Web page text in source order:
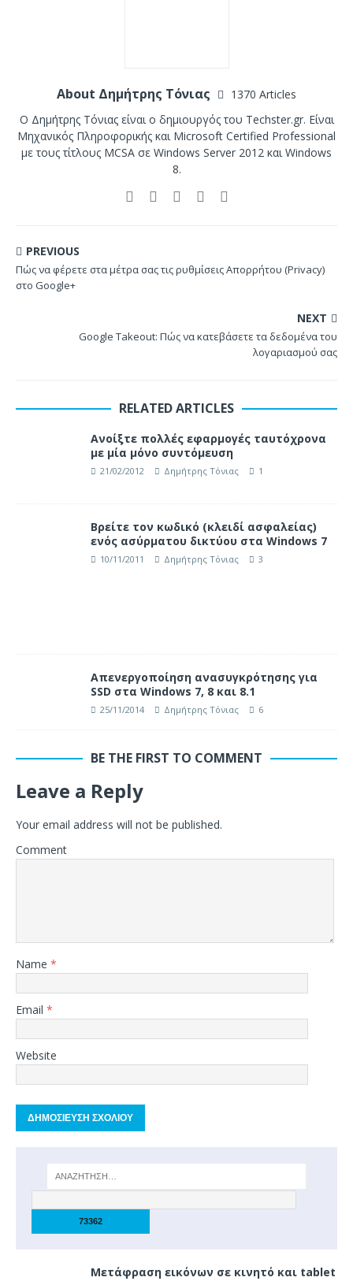
About Δημήτρης Τόνιας
1370 Articles
Ο Δημήτρης Τόνιας είναι ο δημιουργός του Techster.gr. Είναι
Μηχανικός Πληροφορικής και Microsoft Certified Professional
με τους τίτλους MCSA σε Windows Server 2012 και Windows
8.
PREVIOUS
Πώς να φέρετε στα μέτρα σας τις ρυθμίσεις Απορρήτου (Privacy)
στο Google+
NEXT
Google Takeout: Πώς να κατεβάσετε τα δεδομένα του
λογαριασμού σας
RELATED ARTICLES
Ανοίξτε πολλές εφαρμογές ταυτόχρονα
με μία μόνο συντόμευση
21/02/2012 Δημήτρης Τόνιας 1
Βρείτε τον κωδικό (κλειδί ασφαλείας)
ενός ασύρματου δικτύου στα Windows 7
10/11/2011 Δημήτρης Τόνιας 3
Απενεργοποίηση ανασυγκρότησης για
SSD στα Windows 7, 8 και 8.1
25/11/2014 Δημήτρης Τόνιας 6
BE THE FIRST TO COMMENT
Leave a Reply
Your email address will not be published.
Comment
Name *
Email *
Website
Μετάφραση εικόνων σε κινητό και tablet